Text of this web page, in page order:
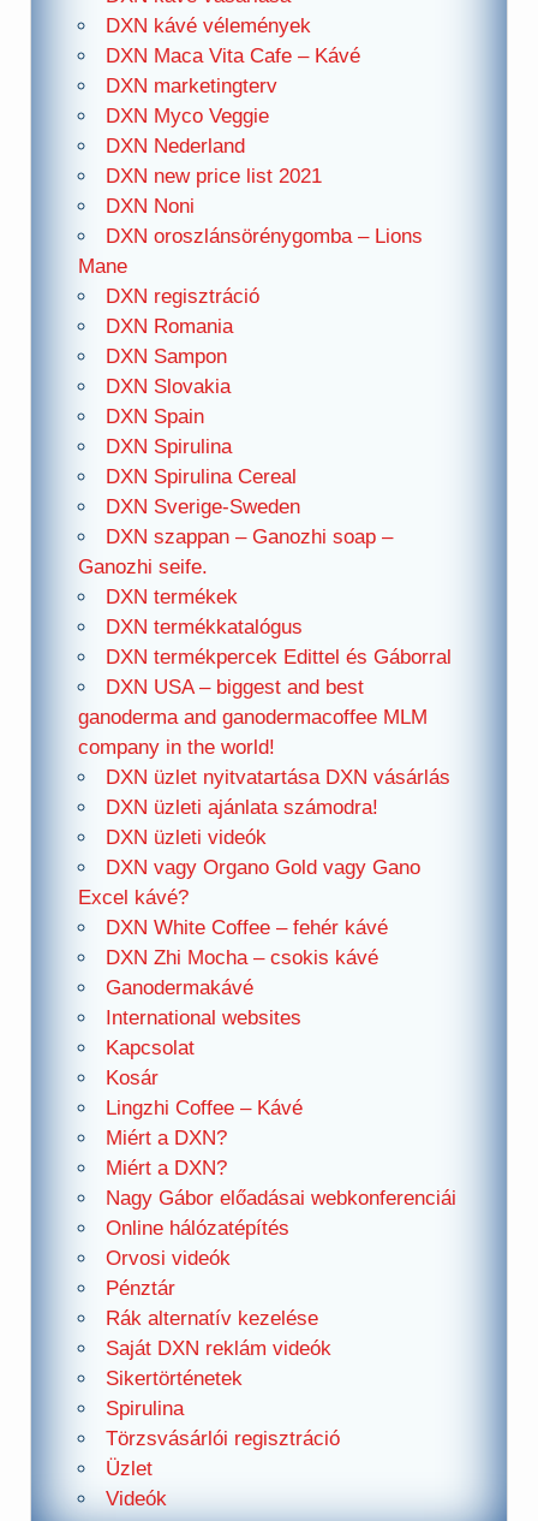
DXN kávé vélemények
DXN Maca Vita Cafe – Kávé
DXN marketingterv
DXN Myco Veggie
DXN Nederland
DXN new price list 2021
DXN Noni
DXN oroszlánsörénygomba – Lions
Mane
DXN regisztráció
DXN Romania
DXN Sampon
DXN Slovakia
DXN Spain
DXN Spirulina
DXN Spirulina Cereal
DXN Sverige-Sweden
DXN szappan – Ganozhi soap –
Ganozhi seife.
DXN termékek
DXN termékkatalógus
DXN termékpercek Edittel és Gáborral
DXN USA – biggest and best
ganoderma and ganodermacoffee MLM
company in the world!
DXN üzlet nyitvatartása DXN vásárlás
DXN üzleti ajánlata számodra!
DXN üzleti videók
DXN vagy Organo Gold vagy Gano
Excel kávé?
DXN White Coffee – fehér kávé
DXN Zhi Mocha – csokis kávé
Ganodermakávé
International websites
Kapcsolat
Kosár
Lingzhi Coffee – Kávé
Miért a DXN?
Miért a DXN?
Nagy Gábor előadásai webkonferenciái
Online hálózatépítés
Orvosi videók
Pénztár
Rák alternatív kezelése
Saját DXN reklám videók
Sikertörténetek
Spirulina
Törzsvásárlói regisztráció
Üzlet
Videók